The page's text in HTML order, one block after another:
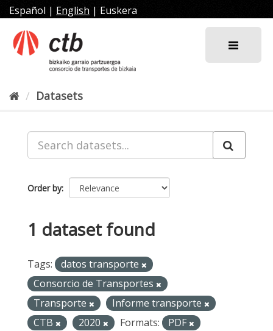
Skip
to
content
Español | English | Euskera
Datasets
Order by
1 dataset found
Tags:
datos transporte
Consorcio de Transportes
Transporte
Informe transporte
CTB
2020 Formats: PDF